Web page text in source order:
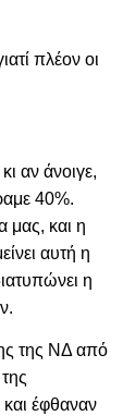
πλέον οι
αν άνοιγε,
40%.
μας, και η
αυτή η
η
της ΝΔ από
έφθαναν